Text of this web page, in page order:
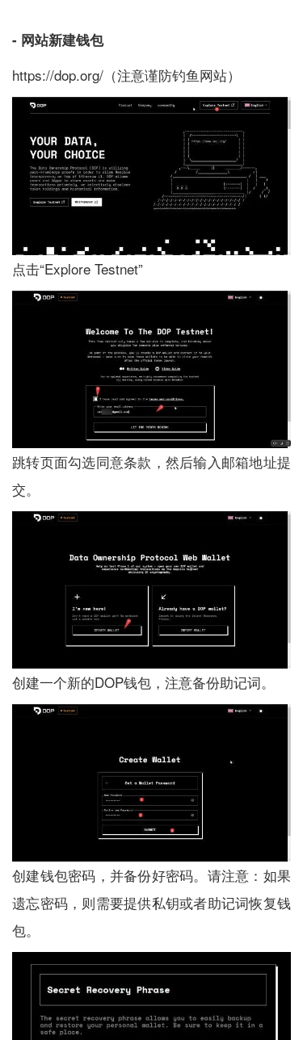
- 网站新建钱包
https://dop.org/（注意谨防钓鱼网站）
点击“Explore Testnet”
跳转页面勾选同意条款，然后输入邮箱地址提
交。
创建一个新的DOP钱包，注意备份助记词。
创建钱包密码，并备份好密码。请注意：如果
遗忘密码，则需要提供私钥或者助记词恢复钱
包。